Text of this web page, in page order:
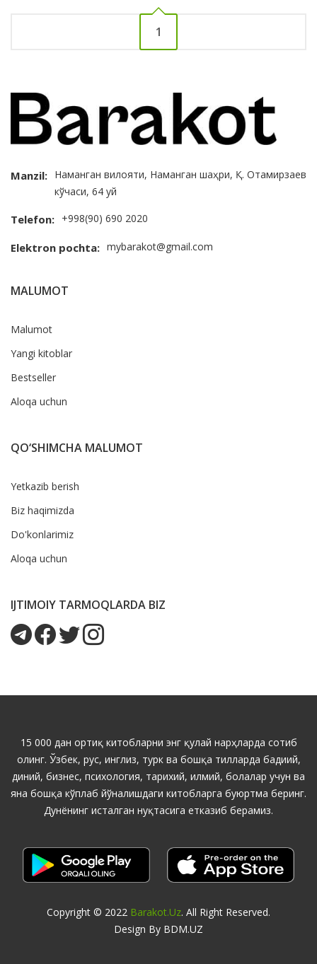
1
Manzil: Наманган вилояти, Наманган шаҳри, Қ. Отамирзаев
кўчаси, 64 уй
Telefon: +998(90) 690 2020
Elektron pochta: mybarakot@gmail.com
MALUMOT
Malumot
Yangi kitoblar
Bestseller
Aloqa uchun
QO‘SHIMCHA MALUMOT
Yetkazib berish
Biz haqimizda
Do'konlarimiz
Aloqa uchun
IJTIMOIY TARMOQLARDA BIZ
15 000 дан ортиқ китобларни энг қулай нарҳларда сотиб
олинг. Ўзбек, рус, инглиз, турк ва бошқа тилларда бадиий,
диний, бизнес, психология, тарихий, илмий, болалар учун ва
яна бошқа кўплаб йўналишдаги китобларга буюртма беринг.
Дунёнинг исталган нуқтасига етказиб берамиз.
Copyright © 2022 Barakot.uz. All Right Reserved.
Design By BDM.UZ